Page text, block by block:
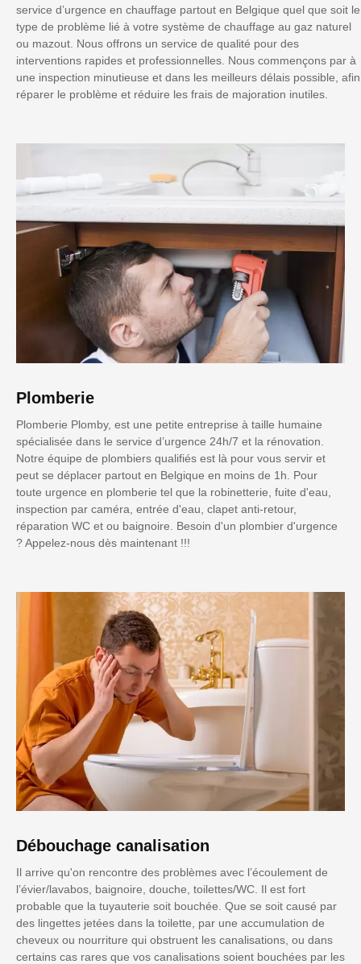
service d’urgence en chauffage partout en Belgique quel que soit le
type de problème lié à votre système de chauffage au gaz naturel
ou mazout. Nous offrons un service de qualité pour des
interventions rapides et professionnelles. Nous commençons par à
une inspection minutieuse et dans les meilleurs délais possible, afin
réparer le problème et réduire les frais de majoration inutiles.
Plomberie
Plomberie Plomby, est une petite entreprise à taille humaine
spécialisée dans le service d’urgence 24h/7 et la rénovation.
Notre équipe de plombiers qualifiés est là pour vous servir et
peut se déplacer partout en Belgique en moins de 1h. Pour
toute urgence en plomberie tel que la robinetterie, fuite d'eau,
inspection par caméra, entrée d'eau, clapet anti-retour,
réparation WC et ou baignoire. Besoin d'un plombier d'urgence
? Appelez-nous dès maintenant !!!
Débouchage canalisation
Il arrive qu'on rencontre des problèmes avec l’écoulement de
l’évier/lavabos, baignoire, douche, toilettes/WC. Il est fort
probable que la tuyauterie soit bouchée. Que se soit causé par
des lingettes jetées dans la toilette, par une accumulation de
cheveux ou nourriture qui obstruent les canalisations, ou dans
certains cas rares que vos canalisations soient bouchées par les